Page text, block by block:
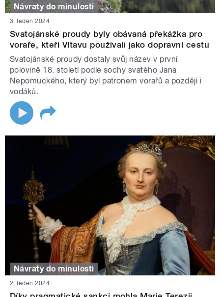
Návraty do minulosti
3. leden 2024
Svatojánské proudy byly obávaná překážka pro
voraře, kteří Vltavu používali jako dopravní cestu
Svatojánské proudy dostaly svůj název v první
polovině 18. století podle sochy svatého Jana
Nepomuckého, který byl patronem vorařů a později i
vodáků.
Návraty do minulosti
2. leden 2024